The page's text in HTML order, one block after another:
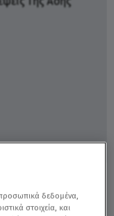
δεδομένα,
στοιχεία, και